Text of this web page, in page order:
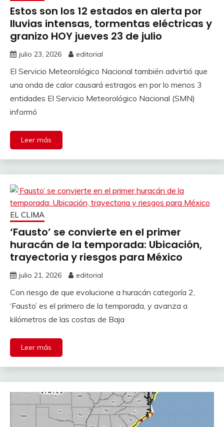
Estos son los 12 estados en alerta por
lluvias intensas, tormentas eléctricas y
granizo HOY jueves 23 de julio
julio 23, 2026 editorial
El Servicio Meteorológico Nacional también advirtió que
una onda de calor causará estragos en por lo menos 3
entidades El Servicio Meteorológico Nacional (SMN)
informó
Leer más
EL CLIMA
‘Fausto’ se convierte en el primer
huracán de la temporada: Ubicación,
trayectoria y riesgos para México
julio 21, 2026 editorial
Con riesgo de que evolucione a huracán categoría 2,
‘Fausto’ es el primero de la temporada, y avanza a
kilómetros de las costas de Baja
Leer más